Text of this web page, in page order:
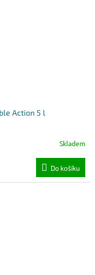
Action 5 l
Skladem
Do košíku